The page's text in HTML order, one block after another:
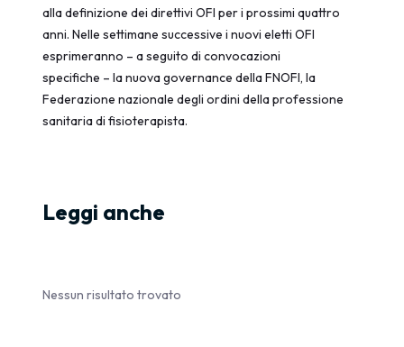
alla definizione dei direttivi OFI per i prossimi quattro
anni. Nelle settimane successive i nuovi eletti OFI
esprimeranno – a seguito di convocazioni
specifiche – la nuova governance della FNOFI, la
Federazione nazionale degli ordini della professione
sanitaria di fisioterapista.
Leggi anche
Nessun risultato trovato